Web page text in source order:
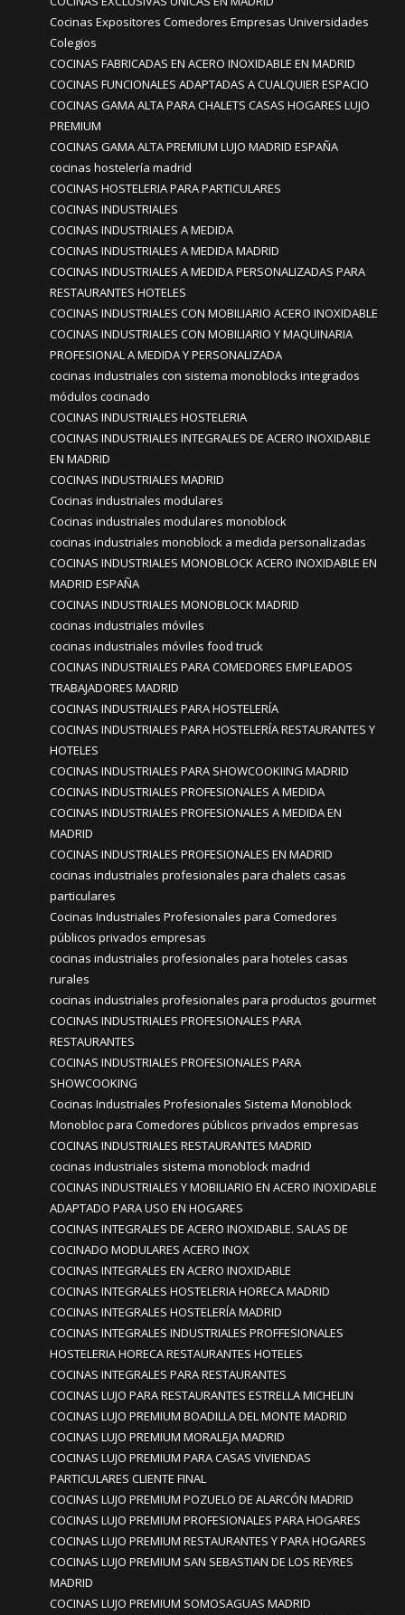
Cocinas Expositores Comedores Empresas Universidades
Colegios
COCINAS FABRICADAS EN ACERO INOXIDABLE EN MADRID
COCINAS FUNCIONALES ADAPTADAS A CUALQUIER ESPACIO
COCINAS GAMA ALTA PARA CHALETS CASAS HOGARES LUJO
PREMIUM
COCINAS GAMA ALTA PREMIUM LUJO MADRID ESPAÑA
cocinas hostelería madrid
COCINAS HOSTELERIA PARA PARTICULARES
COCINAS INDUSTRIALES
COCINAS INDUSTRIALES A MEDIDA
COCINAS INDUSTRIALES A MEDIDA MADRID
COCINAS INDUSTRIALES A MEDIDA PERSONALIZADAS PARA
RESTAURANTES HOTELES
COCINAS INDUSTRIALES CON MOBILIARIO ACERO INOXIDABLE
COCINAS INDUSTRIALES CON MOBILIARIO Y MAQUINARIA
PROFESIONAL A MEDIDA Y PERSONALIZADA
cocinas industriales con sistema monoblocks integrados
módulos cocinado
COCINAS INDUSTRIALES HOSTELERIA
COCINAS INDUSTRIALES INTEGRALES DE ACERO INOXIDABLE
EN MADRID
COCINAS INDUSTRIALES MADRID
Cocinas industriales modulares
Cocinas industriales modulares monoblock
cocinas industriales monoblock a medida personalizadas
COCINAS INDUSTRIALES MONOBLOCK ACERO INOXIDABLE EN
MADRID ESPAÑA
COCINAS INDUSTRIALES MONOBLOCK MADRID
cocinas industriales móviles
cocinas industriales móviles food truck
COCINAS INDUSTRIALES PARA COMEDORES EMPLEADOS
TRABAJADORES MADRID
COCINAS INDUSTRIALES PARA HOSTELERÍA
COCINAS INDUSTRIALES PARA HOSTELERÍA RESTAURANTES Y
HOTELES
COCINAS INDUSTRIALES PARA SHOWCOOKIING MADRID
COCINAS INDUSTRIALES PROFESIONALES A MEDIDA
COCINAS INDUSTRIALES PROFESIONALES A MEDIDA EN
MADRID
COCINAS INDUSTRIALES PROFESIONALES EN MADRID
cocinas industriales profesionales para chalets casas
particulares
Cocinas Industriales Profesionales para Comedores
públicos privados empresas
cocinas industriales profesionales para hoteles casas
rurales
cocinas industriales profesionales para productos gourmet
COCINAS INDUSTRIALES PROFESIONALES PARA
RESTAURANTES
COCINAS INDUSTRIALES PROFESIONALES PARA
SHOWCOOKING
Cocinas Industriales Profesionales Sistema Monoblock
Monobloc para Comedores públicos privados empresas
COCINAS INDUSTRIALES RESTAURANTES MADRID
cocinas industriales sistema monoblock madrid
COCINAS INDUSTRIALES Y MOBILIARIO EN ACERO INOXIDABLE
ADAPTADO PARA USO EN HOGARES
COCINAS INTEGRALES DE ACERO INOXIDABLE. SALAS DE
COCINADO MODULARES ACERO INOX
COCINAS INTEGRALES EN ACERO INOXIDABLE
COCINAS INTEGRALES HOSTELERIA HORECA MADRID
COCINAS INTEGRALES HOSTELERÍA MADRID
COCINAS INTEGRALES INDUSTRIALES PROFFESIONALES
HOSTELERIA HORECA RESTAURANTES HOTELES
COCINAS INTEGRALES PARA RESTAURANTES
COCINAS LUJO PARA RESTAURANTES ESTRELLA MICHELIN
COCINAS LUJO PREMIUM BOADILLA DEL MONTE MADRID
COCINAS LUJO PREMIUM MORALEJA MADRID
COCINAS LUJO PREMIUM PARA CASAS VIVIENDAS
PARTICULARES CLIENTE FINAL
COCINAS LUJO PREMIUM POZUELO DE ALARCÓN MADRID
COCINAS LUJO PREMIUM PROFESIONALES PARA HOGARES
COCINAS LUJO PREMIUM RESTAURANTES Y PARA HOGARES
COCINAS LUJO PREMIUM SAN SEBASTIAN DE LOS REYRES
MADRID
COCINAS LUJO PREMIUM SOMOSAGUAS MADRID